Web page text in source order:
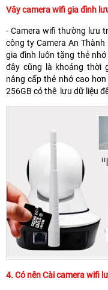
Vây camera wifi gia đình
- Camera wifi thường lưu
công ty Camera An
gia đình luôn tặng thẻ
đây cũng là khoảng thời
nâng cấp thẻ nhớ cao
256GB có thê lưu dữ liệu
4. Có nên Cài camera wifi